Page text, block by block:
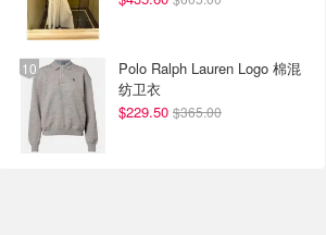
Polo Ralph Lauren Logo 棉混
纺卫衣
$229.50 $365.00